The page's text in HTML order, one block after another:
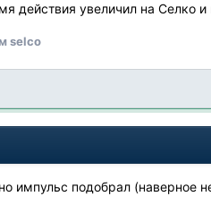
действия увеличил на Селко и
selco
импульс подобрал